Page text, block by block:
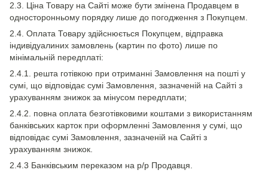
2.3. Ціна Товару на Сайті може бути змінена Продавцем в
односторонньому порядку лише до погодження з Покупцем.
2.4. Оплата Товару здійснюється Покупцем, відправка
індивідуалиних замовлень (картин по фото) лише по
мінімальній передплаті:
2.4.1. решта готівкою при отриманні Замовлення на пошті у
сумі, що відповідає сумі Замовлення, зазначеній на Сайті з
урахуванням знижок за мінусом передплати;
2.4.2. повна оплата безготівковими коштами з використанням
банківських карток при оформленні Замовлення у сумі, що
відповідає сумі Замовлення, зазначеній на Сайті з
урахуванням знижок.
2.4.3 Банківським переказом на р/р Продавця.